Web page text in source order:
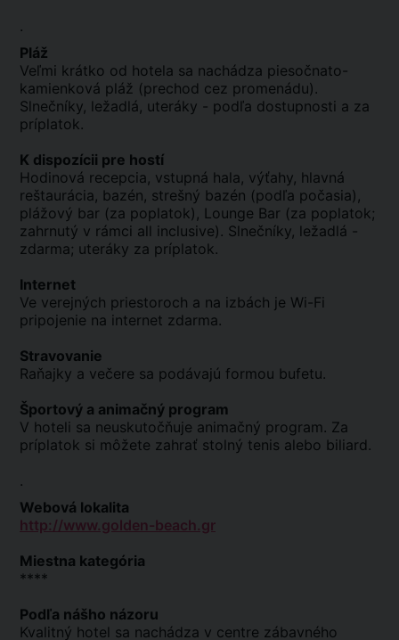
.
Pláž
Veľmi krátko od hotela sa nachádza piesočnato-
kamienková pláž (prechod cez promenádu).
Slnečníky, ležadlá, uteráky - podľa dostupnosti a za
príplatok.
K dispozícii pre hostí
Hodinová recepcia, vstupná hala, výťahy, hlavná
reštaurácia, bazén, strešný bazén (podľa počasia),
plážový bar (za poplatok), Lounge Bar (za poplatok;
zahrnutý v rámci all inclusive). Slnečníky, ležadlá -
zdarma; uteráky za príplatok.
Internet
Ve verejných priestoroch a na izbách je Wi-Fi
pripojenie na internet zdarma.
Stravovanie
Raňajky a večere sa podávajú formou bufetu.
Športový a animačný program
V hoteli sa neuskutočňuje animačný program. Za
príplatok si môžete zahrať stolný tenis alebo biliard.
.
Webová lokalita
http://www.golden-beach.gr
Miestna kategória
****
Podľa nášho názoru
Kvalitný hotel sa nachádza v centre zábavného